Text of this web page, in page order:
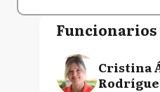
Cristina